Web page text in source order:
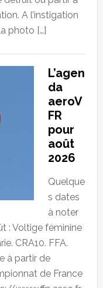
A l’instigation
photo […]
L’agen
da
aeroV
FR
pour
août
2026
Quelque
s dates
à noter
: Voltige féminine
CRA10. FFA.
à partir de
de France